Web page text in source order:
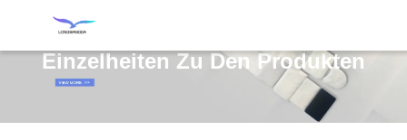
Einzelheiten Zu Den Produkten